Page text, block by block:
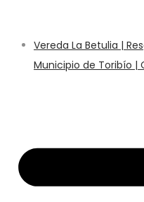
Vereda La Betulia |
Municipio de Toribío |